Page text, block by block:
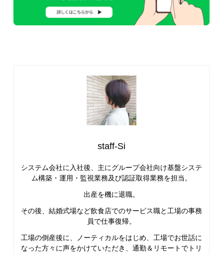
staff-Si
システム会社に入社後、主にグループ会社向け基盤システ
ム構築・運用・監視業務及び認証取得業務を担当。
出産を機に退職。
その後、結婚式場など飲食店でのサービス職と工場の事務
員で仕事復帰。
工場の倒産後に、ノーティカルをはじめ、工場でお世話に
なった方々に声をかけていただき、通勤＆リモートでトリ